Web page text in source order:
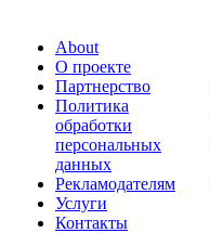
About
О проекте
Партнерство
Политика
обработки
персональных
данных
Рекламодателям
Услуги
Контакты